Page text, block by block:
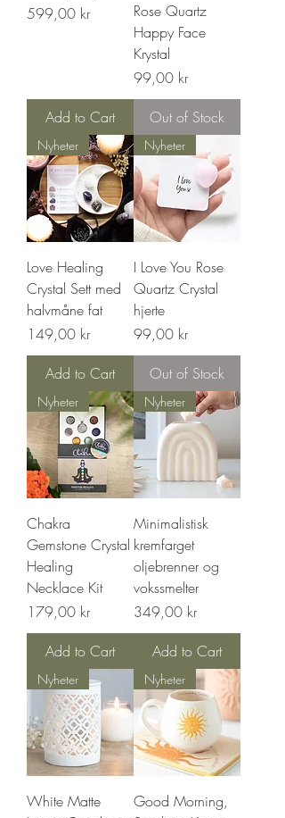
Price
599,00 kr
Add to Cart
Rose Quartz
Happy Face
Krystal
Price
99,00 kr
Out of Stock
Nyheter
Love Healing
Crystal Sett med
halvmåne fat
Price
149,00 kr
Add to Cart
Nyheter
I Love You Rose
Quartz Crystal
hjerte
Price
99,00 kr
Out of Stock
Nyheter
Chakra
Gemstone Crystal
Healing
Necklace Kit
Price
179,00 kr
Add to Cart
Nyheter
Minimalistisk
kremfarget
oljebrenner og
vokssmelter
Price
349,00 kr
Add to Cart
Nyheter
White Matte
Nyheter
Good Morning,